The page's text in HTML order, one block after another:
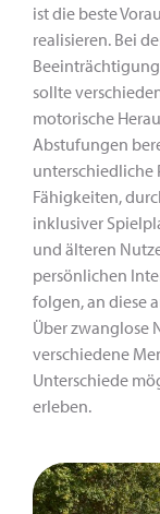
ist die beste
realisie­ren. Bei
sollte
motorische
Abstufungen
unterschiedliche
Fähigkeiten,
inklusi­ver
und älteren
persönlichen
folgen, an diese
Über zwanglose
verschiedene
Unterschiede
erleben.